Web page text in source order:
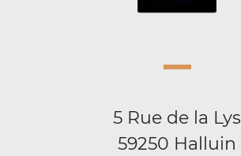
5 Rue de la Lys
59250 Halluin